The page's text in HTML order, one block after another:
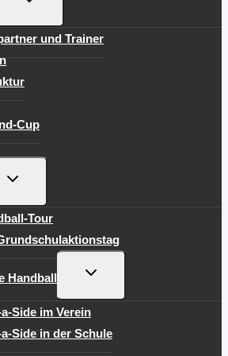
und Trainer
Cup
UNTERMENÜ
Tour
Handball
UNTERMENÜ
Side im Verein
Side in der Schule